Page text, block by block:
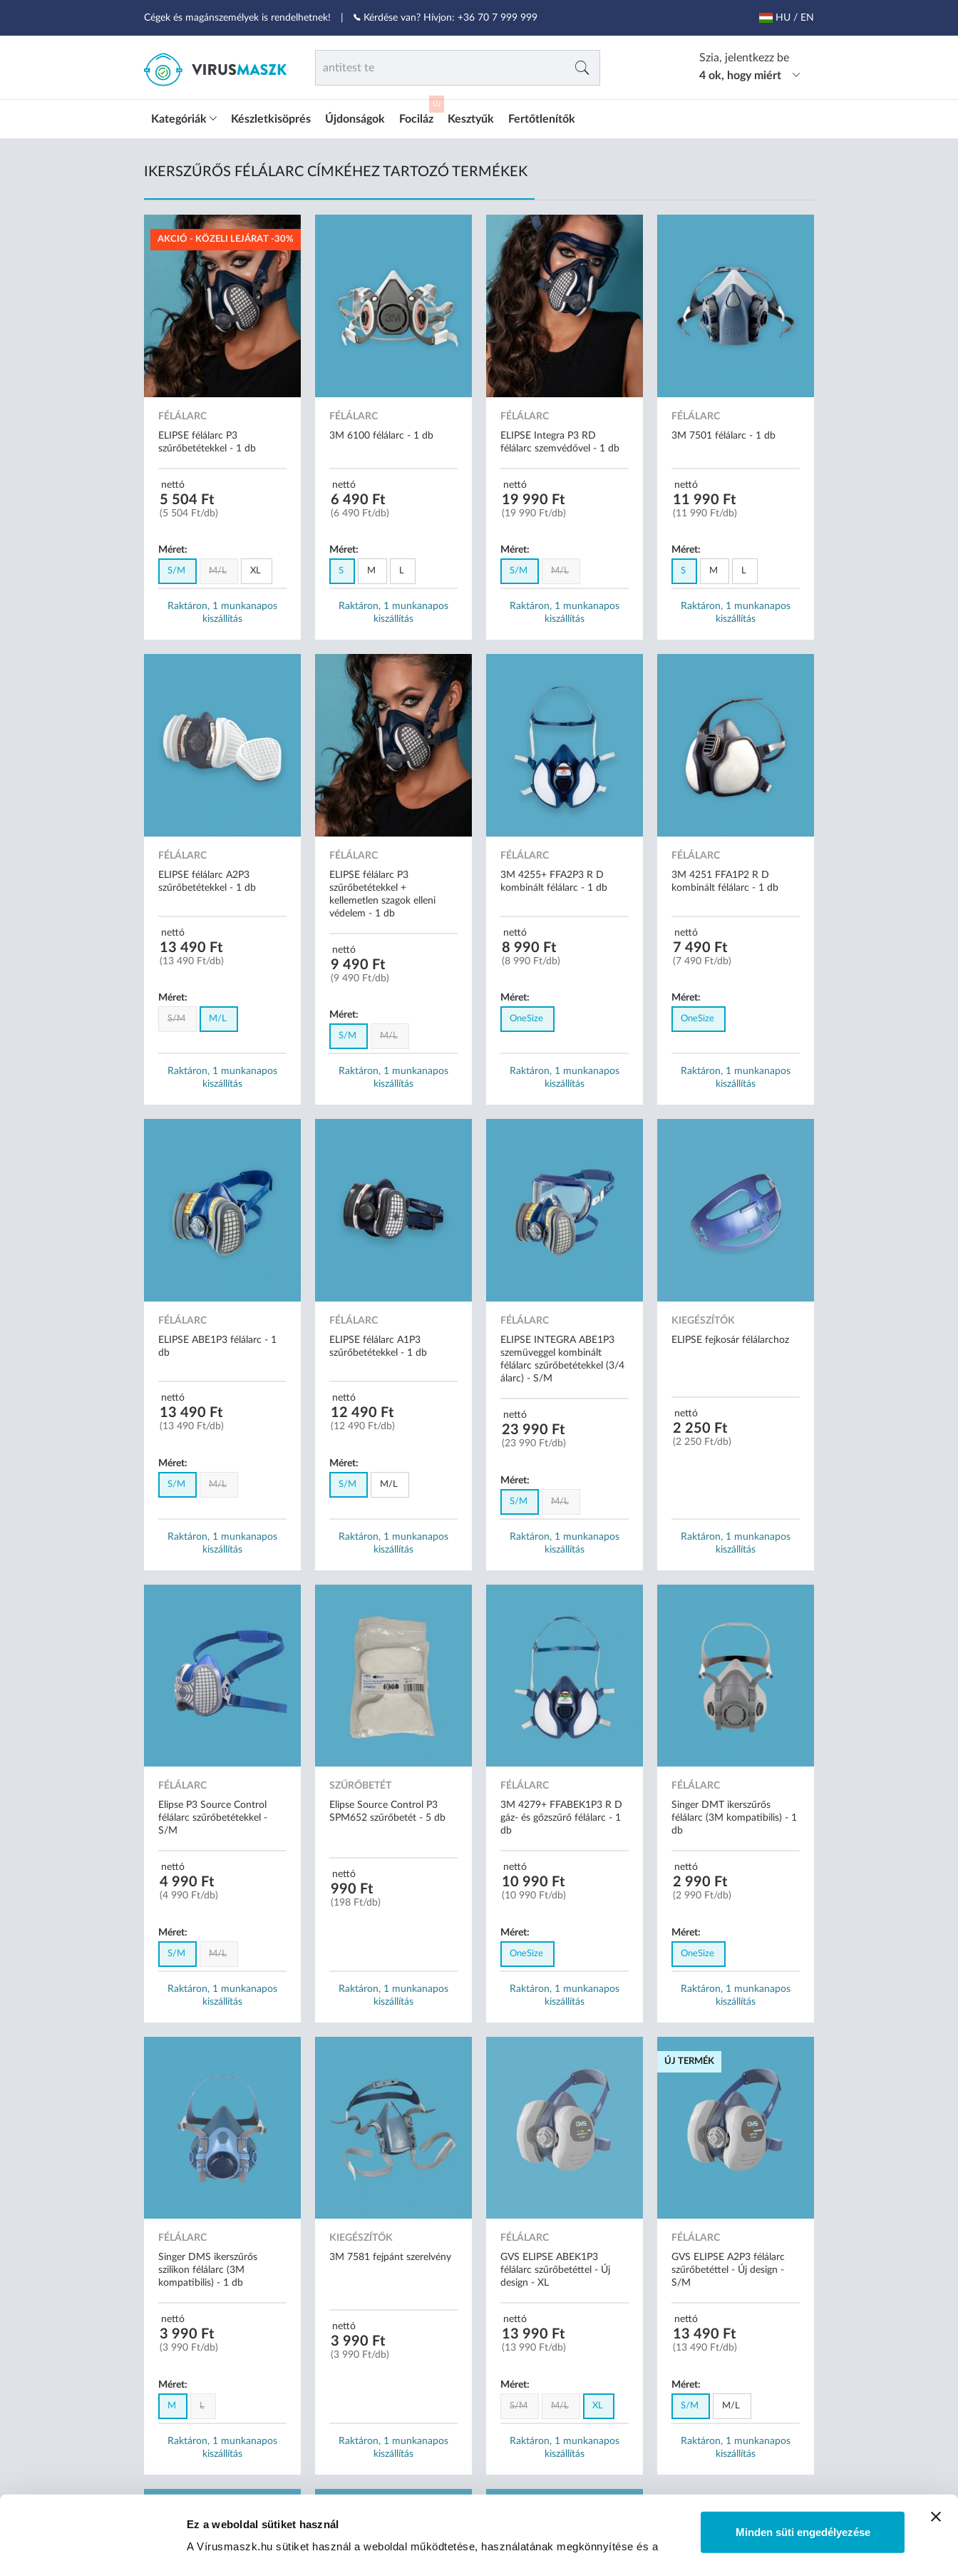
Ez a weboldal sütiket használ
A Vírusmaszk.hu sütiket használ a weboldal működtetése, használatának megkönnyítése és a
Minden süti engedélyezése
Cégek és magánszemélyek is rendelhetnek! Kérdése van? Hívjon: +36 70 7 999 999 HU / EN
Szia, jelentkezz be
4 ok, hogy miért
Kategóriák Készletkisöprés Újdonságok Fociláz
ÚJ
Kesztyűk Fertőtlenítők
IKERSZŰRŐS FÉLÁLARC CÍMKÉHEZ TARTOZÓ TERMÉKEK
AKCIÓ - KÖZELI LEJÁRAT -30%
FÉLÁLARC
ELIPSE félálarc P3
szűrőbetétekkel - 1 db
nettó
5 504 Ft
(5 504 Ft/db)
Méret:
S/M M/L XL
Raktáron, 1 munkanapos
kiszállítás
FÉLÁLARC
3M 6100 félálarc - 1 db
nettó
6 490 Ft
(6 490 Ft/db)
Méret:
S M L
Raktáron, 1 munkanapos
kiszállítás
FÉLÁLARC
ELIPSE Integra P3 RD
félálarc szemvédővel - 1 db
nettó
19 990 Ft
(19 990 Ft/db)
Méret:
S/M M/L
Raktáron, 1 munkanapos
kiszállítás
FÉLÁLARC
3M 7501 félálarc - 1 db
nettó
11 990 Ft
(11 990 Ft/db)
Méret:
S M L
Raktáron, 1 munkanapos
kiszállítás
FÉLÁLARC
ELIPSE félálarc A2P3
szűrőbetétekkel - 1 db
nettó
13 490 Ft
(13 490 Ft/db)
Méret:
S/M M/L
Raktáron, 1 munkanapos
kiszállítás
FÉLÁLARC
ELIPSE félálarc P3
szűrőbetétekkel +
kellemetlen szagok elleni
védelem - 1 db
nettó
9 490 Ft
(9 490 Ft/db)
Méret:
S/M M/L
Raktáron, 1 munkanapos
kiszállítás
FÉLÁLARC
3M 4255+ FFA2P3 R D
kombinált félálarc - 1 db
nettó
8 990 Ft
(8 990 Ft/db)
Méret:
OneSize
Raktáron, 1 munkanapos
kiszállítás
FÉLÁLARC
3M 4251 FFA1P2 R D
kombinált félálarc - 1 db
nettó
7 490 Ft
(7 490 Ft/db)
Méret:
OneSize
Raktáron, 1 munkanapos
kiszállítás
FÉLÁLARC
ELIPSE ABE1P3 félálarc - 1
db
nettó
13 490 Ft
(13 490 Ft/db)
Méret:
S/M M/L
Raktáron, 1 munkanapos
kiszállítás
FÉLÁLARC
ELIPSE félálarc A1P3
szűrőbetétekkel - 1 db
nettó
12 490 Ft
(12 490 Ft/db)
Méret:
S/M M/L
Raktáron, 1 munkanapos
kiszállítás
FÉLÁLARC
ELIPSE INTEGRA ABE1P3
szemüveggel kombinált
félálarc szűrőbetétekkel (3/4
álarc) - S/M
nettó
23 990 Ft
(23 990 Ft/db)
Méret:
S/M M/L
Raktáron, 1 munkanapos
kiszállítás
KIEGÉSZÍTŐK
ELIPSE fejkosár félálarchoz
nettó
2 250 Ft
(2 250 Ft/db)
Raktáron, 1 munkanapos
kiszállítás
FÉLÁLARC
Elipse P3 Source Control
félálarc szűrőbetétekkel -
S/M
nettó
4 990 Ft
(4 990 Ft/db)
Méret:
S/M M/L
Raktáron, 1 munkanapos
kiszállítás
SZŰRŐBETÉT
Elipse Source Control P3
SPM652 szűrőbetét - 5 db
nettó
990 Ft
(198 Ft/db)
Raktáron, 1 munkanapos
kiszállítás
FÉLÁLARC
3M 4279+ FFABEK1P3 R D
gáz- és gőzszűrő félálarc - 1
db
nettó
10 990 Ft
(10 990 Ft/db)
Méret:
OneSize
Raktáron, 1 munkanapos
kiszállítás
FÉLÁLARC
Singer DMT ikerszűrős
félálarc (3M kompatibilis) - 1
db
nettó
2 990 Ft
(2 990 Ft/db)
Méret:
OneSize
Raktáron, 1 munkanapos
kiszállítás
FÉLÁLARC
Singer DMS ikerszűrős
szilikon félálarc (3M
kompatibilis) - 1 db
nettó
3 990 Ft
(3 990 Ft/db)
Méret:
M L
Raktáron, 1 munkanapos
kiszállítás
KIEGÉSZÍTŐK
3M 7581 fejpánt szerelvény
nettó
3 990 Ft
(3 990 Ft/db)
Raktáron, 1 munkanapos
kiszállítás
FÉLÁLARC
GVS ELIPSE ABEK1P3
félálarc szűrőbetéttel - Új
design - XL
nettó
13 990 Ft
(13 990 Ft/db)
Méret:
S/M M/L XL
Raktáron, 1 munkanapos
kiszállítás
ÚJ TERMÉK
FÉLÁLARC
GVS ELIPSE A2P3 félálarc
szűrőbetéttel - Új design -
S/M
nettó
13 490 Ft
(13 490 Ft/db)
Méret:
S/M M/L
Raktáron, 1 munkanapos
kiszállítás